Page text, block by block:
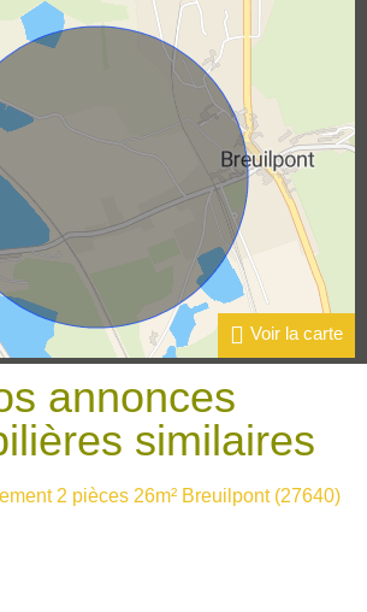
Voir la carte
annonces
similaires